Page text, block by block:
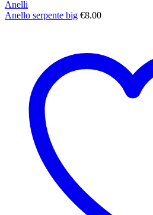
Anelli
Anello serpente big €8.00